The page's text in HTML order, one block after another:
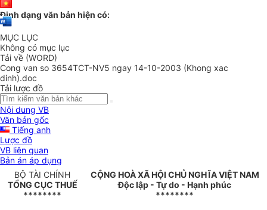
Định dạng văn bản hiện có:
MỤC LỤC
Không có mục lục
Tải về (WORD)
Cong van so 3654TCT-NV5 ngay 14-10-2003 (Khong xac
dinh).doc
Tải lược đồ
Nội dung VB
Văn bản gốc
Tiếng anh
Lược đồ
VB liên quan
Bản án áp dụng
BỘ TÀI CHÍNH
TỔNG CỤC THUẾ
********
CỘNG HOÀ XÃ HỘI CHỦ NGHĨA VIỆT NAM
Độc lập - Tự do - Hạnh phúc
********